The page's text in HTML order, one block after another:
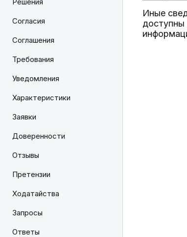
Согласия
Соглашения
Требования
Уведомления
Характеристики
Заявки
Доверенности
Отзывы
Претензии
Ходатайства
Запросы
Ответы
Иные
доступны